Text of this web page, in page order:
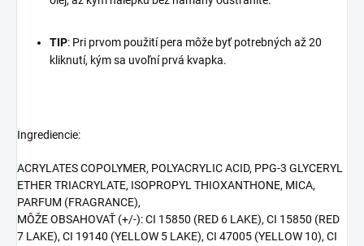
TIP: Pri prvom použití pera môže byť potrebných až 20
kliknutí, kým sa uvoľní prvá kvapka.
Ingrediencie:
ACRYLATES COPOLYMER, POLYACRYLIC ACID, PPG-3 GLYCERYL
ETHER TRIACRYLATE, ISOPROPYL THIOXANTHONE, MICA,
PARFUM (FRAGRANCE),
MÔŽE OBSAHOVAŤ (+/-): CI 15850 (RED 6 LAKE), CI 15850 (RED
7 LAKE), CI 19140 (YELLOW 5 LAKE), CI 47005 (YELLOW 10), CI